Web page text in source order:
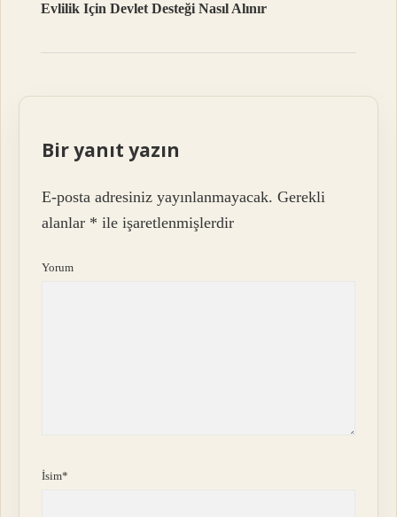
Evlilik Için Devlet Desteği Nasıl Alınır
Bir yanıt yazın
E-posta adresiniz yayınlanmayacak. Gerekli
alanlar * ile işaretlenmişlerdir
Yorum
İsim*